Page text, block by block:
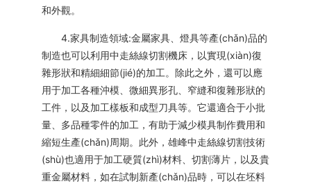
和外觀。
4.家具制造領域:金屬家具、燈具等產(chǎn)品的
制造也可以利用中走絲線切割機床，以實現(xiàn)復
雜形狀和精細細節(jié)的加工。除此之外，還可以應
用于加工各種沖模、微細異形孔、窄縫和復雜形狀的
工件，以及加工樣板和成型刀具等。它還適合于小批
量、多品種零件的加工，有助于減少模具制作費用和
縮短生產(chǎn)周期。此外，雄峰中走絲線切割技術
(shù)也適用于加工硬質(zhì)材料、切割薄片，以及貴
重金屬材料，如在試制新產(chǎn)品時，可以在坯料